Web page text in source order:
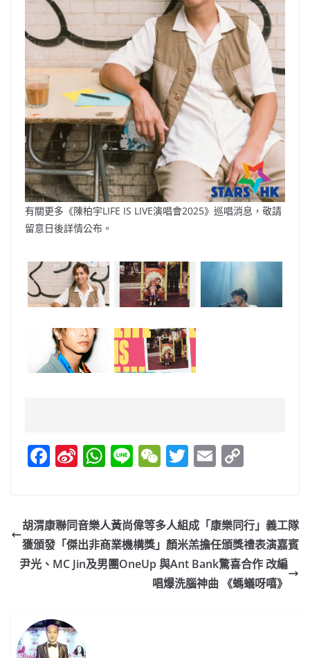
有關更多《陳柏宇LIFE IS LIVE演唱會2025》巡唱消息，敬請
留意日後詳情公布。
F
e
b
o
Si
W
ei
b
W
s
A
p
Li W
h
at
T
er
E
l y
Li
n
k
胡渭康聯同音樂人黃尚偉等多人組成「康樂同行」義工隊
獲頒發「傑出非商業機構獎」顏米羔擔任頒獎禮表演嘉賓
尹光、MC Jin及男團OneUp 與Ant Bank驚喜合作 改編
唱爆洗腦神曲 《螞蟻呀嘻》